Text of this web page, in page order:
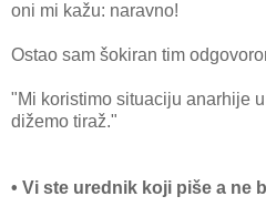
oni mi kažu: naravno!
Ostao sam šokiran tim
"Mi koristimo situaciju anarhije
dižemo tiraž."
• Vi ste urednik koji piše a ne